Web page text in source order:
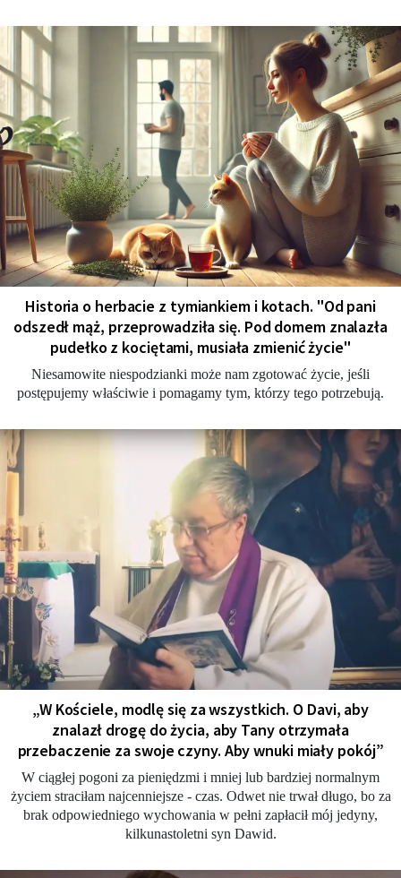
Historia o herbacie z tymiankiem i kotach. "Od pani
odszedł mąż, przeprowadziła się. Pod domem znalazła
pudełko z kociętami, musiała zmienić życie"
Niesamowite niespodzianki może nam zgotować życie, jeśli
postępujemy właściwie i pomagamy tym, którzy tego potrzebują.
„W Kościele, modlę się za wszystkich. O Davi, aby
znalazł drogę do życia, aby Tany otrzymała
przebaczenie za swoje czyny. Aby wnuki miały pokój”
W ciągłej pogoni za pieniędzmi i mniej lub bardziej normalnym
życiem straciłam najcenniejsze - czas. Odwet nie trwał długo, bo za
brak odpowiedniego wychowania w pełni zapłacił mój jedyny,
kilkunastoletni syn Dawid.